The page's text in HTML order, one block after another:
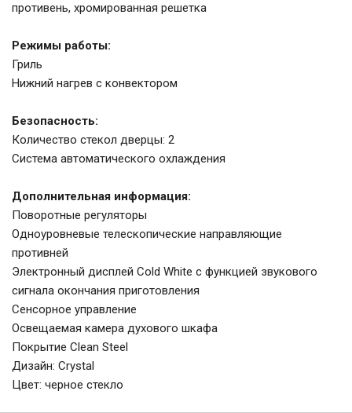
противень, хромированная решетка
Режимы работы:
Гриль
Нижний нагрев с конвектором
Безопасность:
Количество стекол дверцы: 2
Система автоматического охлаждения
Дополнительная информация:
Поворотные регуляторы
Одноуровневые телескопические направляющие
противней
Электронный дисплей Cold White с функцией звукового
сигнала окончания приготовления
Сенсорное управление
Освещаемая камера духового шкафа
Покрытие Clean Steel
Дизайн: Crystal
Цвет: черное стекло